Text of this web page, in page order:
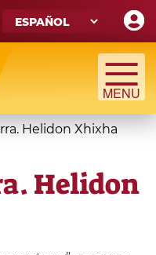
Helidon Xhixha
Helidon